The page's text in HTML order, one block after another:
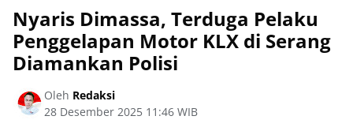
Nyaris Dimassa, Terduga Pelaku
Penggelapan Motor KLX di Serang
Diamankan Polisi
Oleh Redaksi
28 Desember 2025 11:46 WIB